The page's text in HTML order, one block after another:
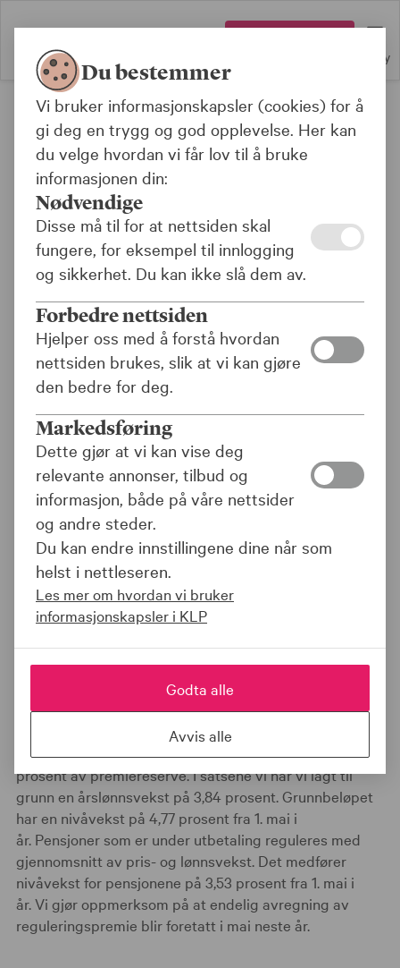
Meny
Forsiden
Dette blir
reguleringspremien i 2022
Vi har tidligere i år varslet at
reguleringspremien vil bli høyere enn vi anslo
høsten 2021. Årets pensjons- og
lønnsregulering ble fastsatt i mai. Faktureringen
av reguleringspremie i juli i år vil bli basert på
disse oppdaterte satsene.
Pensjonsordning - Juli 2022
Fellesordningen for kommuner og bedrifter - 4,2
%
Fellesordningen for fylkeskommuner - 4,3 %
Fellesordningen for statlige helseforetak - 4,3 %
*Pensjonsordningen for sykepleiere - 10,3 %
Pensjonsordningen for sykehusleger - 4,7 %
Pensjonsordningen for folkevalgte (lukket) - 4,3 %
Fellesordningen for lukkede avtaler - 4,5 %
*Reguleringspremien i Pensjonsordningen for
sykepleiere beregnes i prosent av pensjonsgrunnlaget,
mens den i de øvrige pensjonsordningene regnes i
prosent av premiereserve. I satsene vi har vi lagt til
grunn en årslønnsvekst på 3,84 prosent. Grunnbeløpet
har en nivåvekst på 4,77 prosent fra 1. mai i
år. Pensjoner som er under utbetaling reguleres med
gjennomsnitt av pris- og lønnsvekst. Det medfører
nivåvekst for pensjonene på 3,53 prosent fra 1. mai i
år. Vi gjør oppmerksom på at endelig avregning av
reguleringspremie blir foretatt i mai neste år.
Du bestemmer
Vi bruker informasjonskapsler (cookies) for å
gi deg en trygg og god opplevelse. Her kan
du velge hvordan vi får lov til å bruke
informasjonen din:
Nødvendige
Disse må til for at nettsiden skal
fungere, for eksempel til innlogging
og sikkerhet. Du kan ikke slå dem av.
Forbedre nettsiden
Hjelper oss med å forstå hvordan
nettsiden brukes, slik at vi kan gjøre
den bedre for deg.
Markedsføring
Dette gjør at vi kan vise deg
relevante annonser, tilbud og
informasjon, både på våre nettsider
og andre steder.
Du kan endre innstillingene dine når som
helst i nettleseren.
Les mer om hvordan vi bruker
informasjonskapsler i KLP
Godta alle
Avvis alle